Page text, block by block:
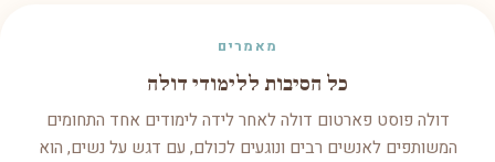
מאמרים
כל הסיבות ללימודי דולה
דולה פוסט פארטום דולה לאחר לידה לימודים אחד התחומים
המשותפים לאנשים רבים ונוגעים לכולם, עם דגש על נשים, הוא